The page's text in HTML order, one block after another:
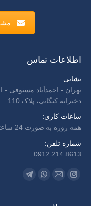
اطلاعات تماس
نشانی:
تهران - احمدآباد مستوفی -
دخترانه کنگانی، پلاک 110
ساعات کاری:
همه روزه به صورت 24 ساعته
شماره تلفن:
8613 214 0912
Find us on:
Instagram
Whatsapp